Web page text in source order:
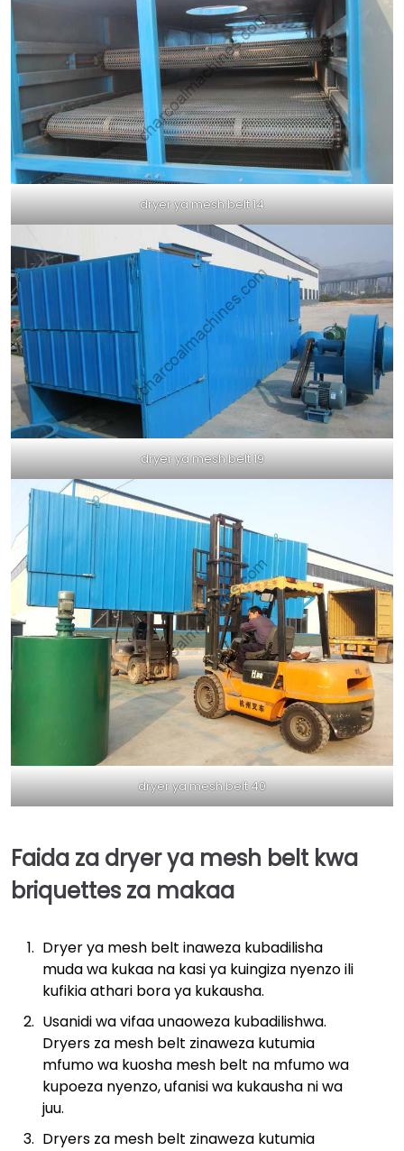
dryer ya mesh belt 14
dryer ya mesh belt 19
dryer ya mesh belt 40
Faida za dryer ya mesh belt kwa
briquettes za makaa
Dryer ya mesh belt inaweza kubadilisha
muda wa kukaa na kasi ya kuingiza nyenzo ili
kufikia athari bora ya kukausha.
Usanidi wa vifaa unaoweza kubadilishwa.
Dryers za mesh belt zinaweza kutumia
mfumo wa kuosha mesh belt na mfumo wa
kupoeza nyenzo, ufanisi wa kukausha ni wa
juu.
Dryers za mesh belt zinaweza kutumia